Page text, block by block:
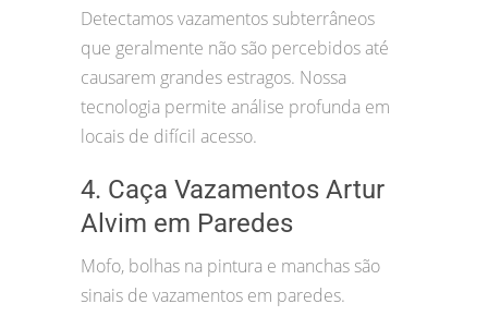
Detectamos vazamentos subterrâneos
que geralmente não são percebidos até
causarem grandes estragos. Nossa
tecnologia permite análise profunda em
locais de difícil acesso.
4. Caça Vazamentos Artur
Alvim em Paredes
Mofo, bolhas na pintura e manchas são
sinais de vazamentos em paredes.